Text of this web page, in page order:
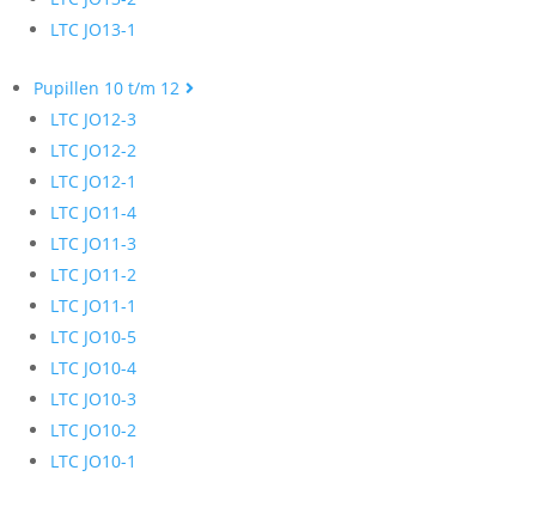
LTC JO13-1
Pupillen 10 t/m 12
LTC JO12-3
LTC JO12-2
LTC JO12-1
LTC JO11-4
LTC JO11-3
LTC JO11-2
LTC JO11-1
LTC JO10-5
LTC JO10-4
LTC JO10-3
LTC JO10-2
LTC JO10-1